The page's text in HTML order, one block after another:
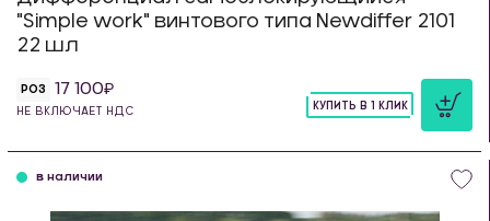
"Simple work" винтового типа Newdiffer 2101
22 шл
РОЗ 17 100
НЕ ВКЛЮЧАЕТ НДС
КУПИТЬ В 1 КЛИК
в наличии